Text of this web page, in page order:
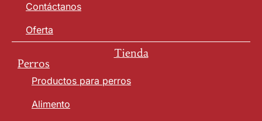
Contáctanos
Oferta
Tienda
Perros
Productos para perros
Alimento